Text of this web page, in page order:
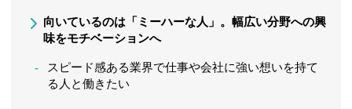
向いているのは「ミーハーな人」。幅広い分野への興
味をモチベーションへ
スピード感ある業界で仕事や会社に強い想いを持て
る人と働きたい